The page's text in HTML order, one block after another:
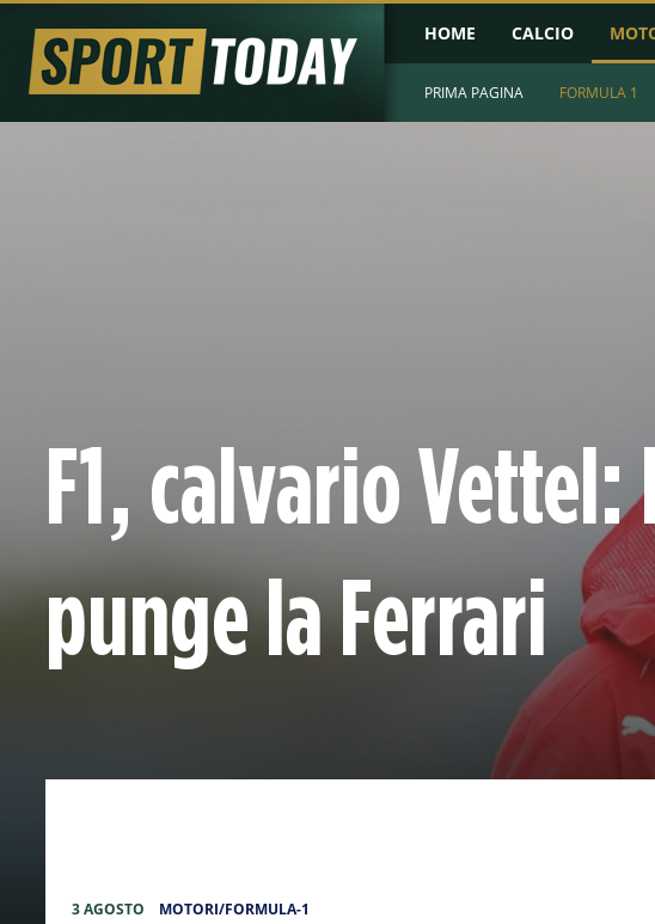
HOME CALCIO
PRIMA PAGINA FORMULA 1
F1, calvario Vettel:
punge la Ferrari
3 AGOSTO MOTORI/FORMULA-1